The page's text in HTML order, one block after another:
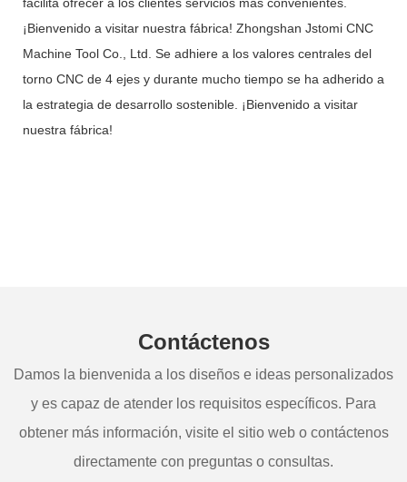
¡Bienvenido a visitar nuestra fábrica! Zhongshan Jstomi CNC
Machine Tool Co., Ltd. Se adhiere a los valores centrales del
torno CNC de 4 ejes y durante mucho tiempo se ha adherido a
la estrategia de desarrollo sostenible. ¡Bienvenido a visitar
nuestra fábrica!
Contáctenos
Damos la bienvenida a los diseños e ideas personalizados
y es capaz de atender los requisitos específicos. Para
obtener más información, visite el sitio web o contáctenos
directamente con preguntas o consultas.